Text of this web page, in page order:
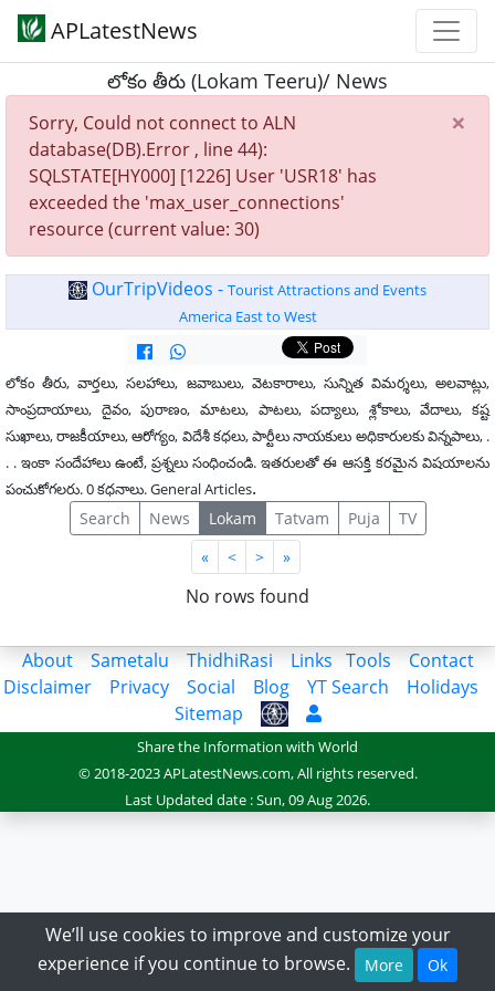
APLatestNews
లోకం తీరు (Lokam Teeru)/ News
×
Sorry, Could not connect to ALN
database(DB).Error , line 44):
SQLSTATE[HY000] [1226] User 'USR18' has
exceeded the 'max_user_connections'
resource (current value: 30)
OurTripVideos - Tourist Attractions and Events
America East to West
లోకం తీరు, వార్తలు, సలహాలు, జవాబులు, వెటకారాలు, సున్నిత విమర్శలు, అలవాట్లు,
సాంప్రదాయాలు, దైవం, పురాణం, మాటలు, పాటలు, పద్యాలు, శ్లోకాలు, వేదాలు, కష్ట
సుఖాలు, రాజకీయాలు, ఆరోగ్యం, విదేశీ కధలు, పార్టీలు నాయకులు అధికారులకు విన్నపాలు, .
. . ఇంకా సందేహాలు ఉంటే, ప్రశ్నలు సంధించండి. ఇతరులతో ఈ ఆసక్తి కరమైన విషయాలను
పంచుకోగలరు. 0 కధనాలు. General Articles.
Search News Lokam Tatvam Puja
TV
«First
< > »Last
No rows found
About Sametalu ThidhiRasi Links Tools
Contact
Disclaimer
Privacy Social Blog YT Search
Holidays
Sitemap
Share the Information with World
© 2018-2023 APLatestNews.com, All rights reserved.
Last Updated date : Sun, 09 Aug 2026.
We’ll use cookies to improve and customize your
experience if you continue to browse.
More Ok